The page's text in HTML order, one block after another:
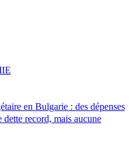
en Bulgarie : des dépenses
dette record, mais aucune